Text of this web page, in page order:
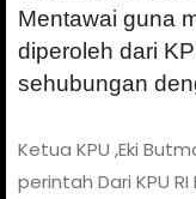
Mentawai guna
diperoleh dari
sehubungan
Ketua KPU ,Eki
perintah Dari KPU